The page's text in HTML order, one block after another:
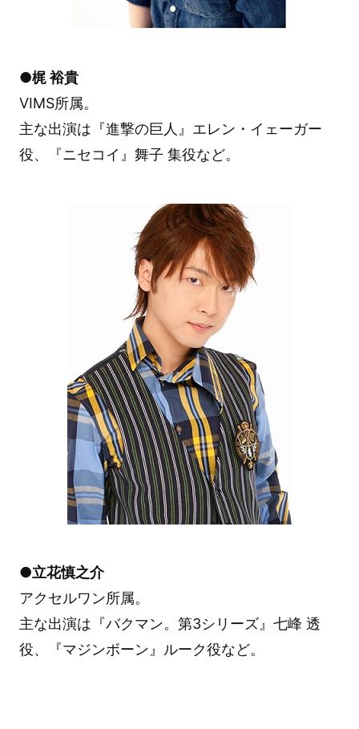
●梶 裕貴
VIMS所属。
主な出演は『進撃の巨人』エレン・イェーガー
役、『ニセコイ』舞子 集役など。
●立花慎之介
アクセルワン所属。
主な出演は『バクマン。第3シリーズ』七峰 透
役、『マジンボーン』ルーク役など。